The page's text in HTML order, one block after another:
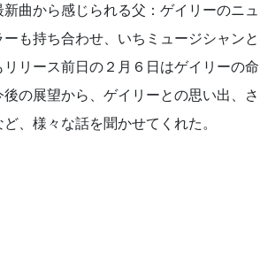
曲から感じられる父：ゲイリーのニュ
も持ち合わせ、いちミュージシャンと
リース前日の２月６日はゲイリーの命
の展望から、ゲイリーとの思い出、さ
、様々な話を聞かせてくれた。